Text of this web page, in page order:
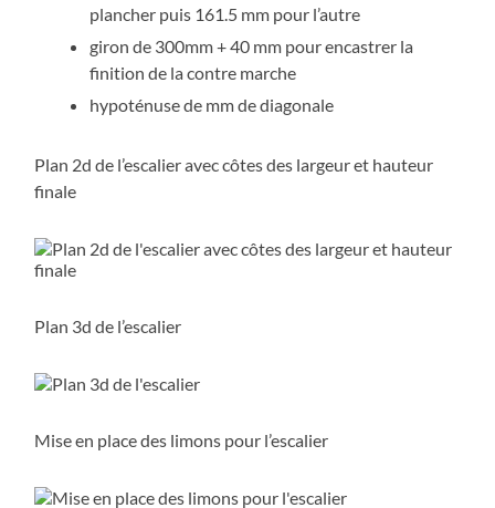
plancher puis 161.5 mm pour l’autre
giron de 300mm + 40 mm pour encastrer la
finition de la contre marche
hypoténuse de mm de diagonale
Plan 2d de l’escalier avec côtes des largeur et hauteur
finale
Plan 3d de l’escalier
Mise en place des limons pour l’escalier